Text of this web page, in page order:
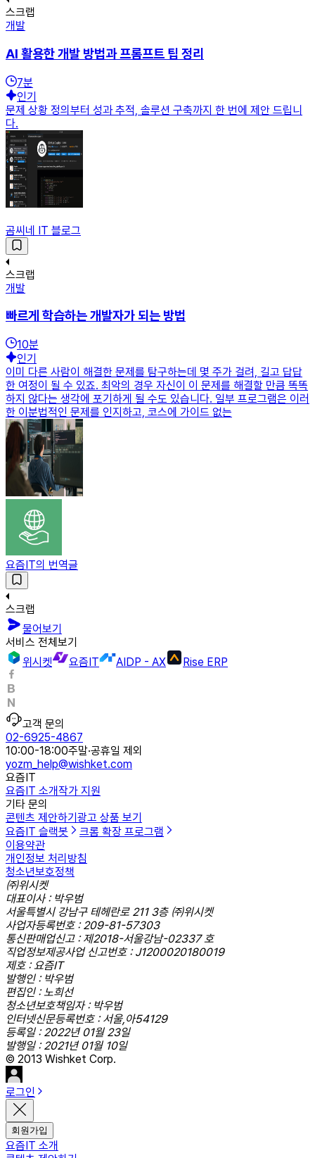
스크랩
개발
AI 활용한 개발 방법과 프롬프트 팁 정리
7분
인기
문제 상황 정의부터 성과 추적, 솔루션 구축까지 한 번에 제안 드립니
다.
곰씨네 IT 블로그
스크랩
개발
빠르게 학습하는 개발자가 되는 방법
10분
인기
이미 다른 사람이 해결한 문제를 탐구하는데 몇 주가 걸려, 길고 답답
한 여정이 될 수 있죠. 최악의 경우 자신이 이 문제를 해결할 만큼 똑똑
하지 않다는 생각에 포기하게 될 수도 있습니다. 일부 프로그램은 이러
한 이분법적인 문제를 인지하고, 코스에 가이드 없는
요즘IT의 번역글
스크랩
물어보기
서비스 전체보기
위시켓
요즘IT AIDP - AX Rise ERP
고객 문의
02-6925-4867
10:00-18:00주말·공휴일 제외
yozm_help@wishket.com
요즘IT
요즘IT 소개작가 지원
기타 문의
콘텐츠 제안하기 광고 상품 보기
요즘IT 슬랙봇
크롬 확장 프로그램
이용약관
개인정보 처리방침
청소년보호정책
㈜위시켓
대표이사 : 박우범
서울특별시 강남구 테헤란로 211 3층 ㈜위시켓
사업자등록번호 : 209-81-57303
통신판매업신고 : 제2018-서울강남-02337 호
직업정보제공사업 신고번호 : J1200020180019
제호 : 요즘IT
발행인 : 박우범
편집인 : 노희선
청소년보호책임자 : 박우범
인터넷신문등록번호 : 서울,아54129
등록일 : 2022년 01월 23일
발행일 : 2021년 01월 10일
© 2013 Wishket Corp.
로그인
회원가입
요즘IT 소개